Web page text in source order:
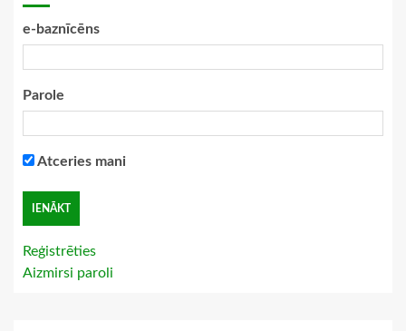
e-baznīcēns
Parole
Atceries mani
Reģistrēties
Aizmirsi paroli